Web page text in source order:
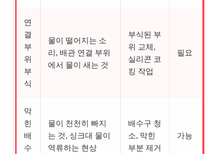
연
결
부
위
부
식
물이 떨어지는 소
리, 배관 연결 부위
에서 물이 새는 것
부식된 부
위 교체,
실리콘 코
킹 작업
필요
막
힌
배
수
물이 천천히 빠지
는 것, 싱크대 물이
역류하는 현상
배수구 청
소, 막힌
부분 제거
가능